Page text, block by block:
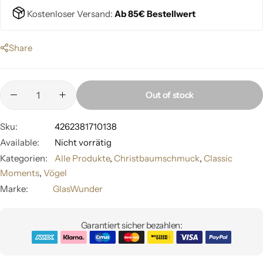
Kostenloser Versand: Ab 85€ Bestellwert
Share
Out of stock
Sku:
4262381710138
Available:
Nicht vorrätig
Kategorien:
Alle Produkte, Christbaumschmuck, Classic
Moments, Vögel
Marke:
GlasWunder
Garantiert sicher bezahlen: